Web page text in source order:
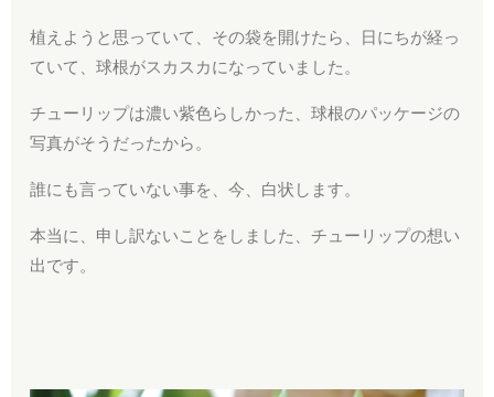
植えようと思っていて、その袋を開けたら、日にちが経っ
ていて、球根がスカスカになっていました。
チューリップは濃い紫色らしかった、球根のパッケージの
写真がそうだったから。
誰にも言っていない事を、今、白状します。
本当に、申し訳ないことをしました、チューリップの想い
出です。